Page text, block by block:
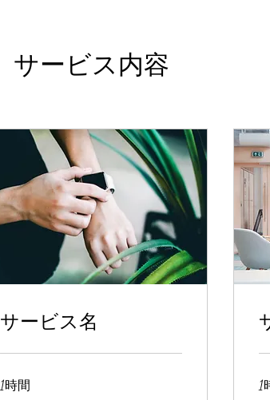
サービス内容
サービス名
1時間 1